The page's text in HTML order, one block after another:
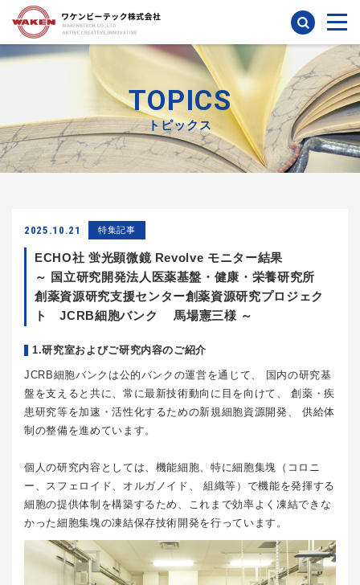
検索
TOPICS
トピックス
2025.10.21 特集記事
ECHO社 蛍光顕微鏡 Revolve モニター結果
～ 国立研究開発法人医薬基盤・健康・栄養研究所
創薬資源研究支援センター創薬資源研究プロジェク
ト JCRB細胞バンク 馬場憲三様 ～
1.研究室およびご研究内容のご紹介
JCRB細胞バンクは公的バンクの運営を通じて、 国内の研究基
盤を支えると共に、常に最新技術動向に目を向けて、 創薬・疾
患研究等を加速・活性化するための新規細胞資源開発、 供給体
制の整備を進めています。
個人の研究内容としては、機能細胞、特に細胞集塊（コロニ
ー、スフェロイド、オルガノイド、 組織等）で機能を発揮する
細胞の提供体制を構築するため、これまで効率よく凍結できな
かった細胞集塊の凍結保存技術開発を行っています。